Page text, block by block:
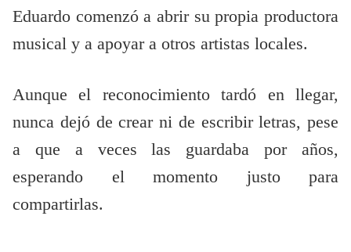
Eduardo comenzó a abrir su propia productora
musical y a apoyar a otros artistas locales.
Aunque el reconocimiento tardó en llegar,
nunca dejó de crear ni de escribir letras, pese
a que a veces las guardaba por años,
esperando el momento justo para
compartirlas.